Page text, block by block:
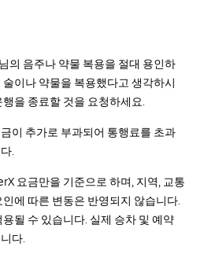
의 음주나 약물 복용을 절대 용인하
이나 약물을 복용했다고 생각하시
을 종료할 것을 요청하세요.
이 추가로 부과되어 통행료를 초과
.
요금만을 기준으로 하며, 지역, 교통
에 따른 변동은 반영되지 않습니다.
될 수 있습니다. 실제 승차 및 예약
다.